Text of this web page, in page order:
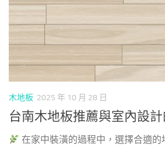
木地板 2025 年 10 月 28 日
台南木地板推薦與室內設
在家中裝潢的過程中，選擇合適的